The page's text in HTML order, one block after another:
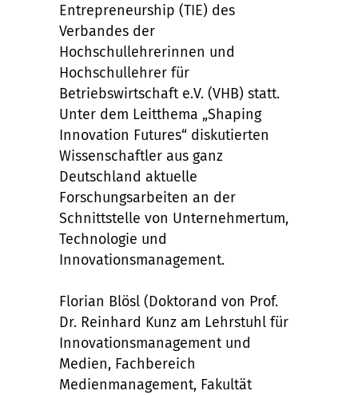
Entrepreneurship (TIE) des
Verbandes der
Hochschullehrerinnen und
Hochschullehrer für
Betriebswirtschaft e.V. (VHB) statt.
Unter dem Leitthema „Shaping
Innovation Futures“ diskutierten
Wissenschaftler aus ganz
Deutschland aktuelle
Forschungsarbeiten an der
Schnittstelle von Unternehmertum,
Technologie und
Innovationsmanagement.
Florian Blösl (Doktorand von Prof.
Dr. Reinhard Kunz am Lehrstuhl für
Innovationsmanagement und
Medien, Fachbereich
Medienmanagement, Fakultät